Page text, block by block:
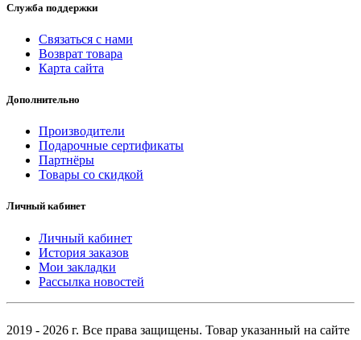
Служба поддержки
Связаться с нами
Возврат товара
Карта сайта
Дополнительно
Производители
Подарочные сертификаты
Партнёры
Товары со скидкой
Личный кабинет
Личный кабинет
История заказов
Мои закладки
Рассылка новостей
2019 - 2026 г. Все права защищены. Товар указанный на сайте